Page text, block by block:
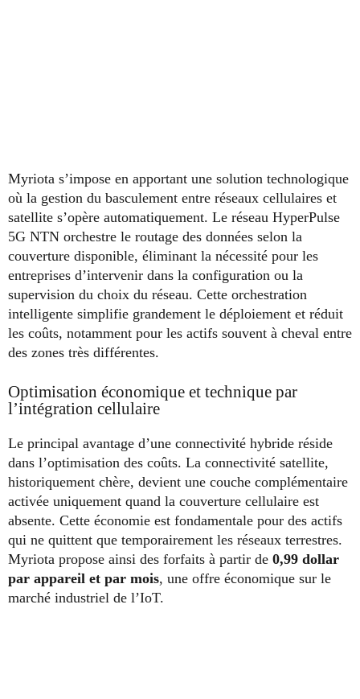
Myriota s’impose en apportant une solution technologique
où la gestion du basculement entre réseaux cellulaires et
satellite s’opère automatiquement. Le réseau HyperPulse
5G NTN orchestre le routage des données selon la
couverture disponible, éliminant la nécessité pour les
entreprises d’intervenir dans la configuration ou la
supervision du choix du réseau. Cette orchestration
intelligente simplifie grandement le déploiement et réduit
les coûts, notamment pour les actifs souvent à cheval entre
des zones très différentes.
Optimisation économique et technique par
l’intégration cellulaire
Le principal avantage d’une connectivité hybride réside
dans l’optimisation des coûts. La connectivité satellite,
historiquement chère, devient une couche complémentaire
activée uniquement quand la couverture cellulaire est
absente. Cette économie est fondamentale pour des actifs
qui ne quittent que temporairement les réseaux terrestres.
Myriota propose ainsi des forfaits à partir de 0,99 dollar
par appareil et par mois, une offre économique sur le
marché industriel de l’IoT.